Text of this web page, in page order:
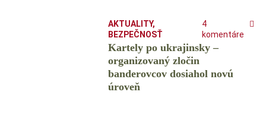
AKTUALITY,
BEZPEČNOSŤ
4
komentáre
Kartely po ukrajinsky –
organizovaný zločin
banderovcov dosiahol novú
úroveň